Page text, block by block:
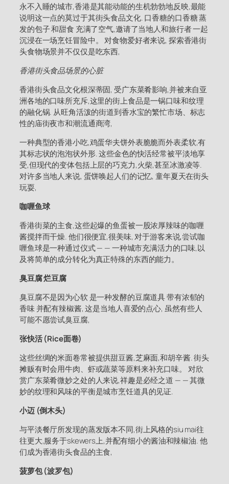
永不入睡的城市,香港是其能动能的生机勃勃地反映,最能
说明这一点的莫过于其街头食品文化. 口香糖的口香糖 蒸
发的包子 和甜食 充满了空气,邀请了当地人和旅行者 一起
沉浸在一场烹饪冒险中。 对食物爱好者来说, 探索香港街
头食物场景并不仅仅是吃东西,
香港街头食品场景的心脏
香港街头食品文化根深蒂固, 受广东菜肴影响,并被来自亚
洲各地的口味所充斥,这里的街上食品是一锅口味和纹理
的融化锅. 从旺角活泼的街道到香水宝的繁忙市场、标志
性的庙街夜市和潮流通商湾,
一种典型的香港小吃,鸡蛋华夫饼外表脆脆而外表柔软,有
其标志状的泡泡状外形. 这些金色的快活经常被平淡地享
受,但现代的变体包括上层的巧克力,火柴,甚至冰激凌等.
对许多当地人来说, 蛋饼唤起人们的记忆, 童年夏天在街头
玩耍,
咖喱鱼球
香港街菜的主食,这些起爆的鱼蛋被一股浓厚辣味的咖喱
酱搅拌而干燥. 他们很便宜,很美味, 对于游客来说,尝试咖
喱鱼球是一种通过仪式 — — 一种城市充满活力的口味,以
及将简单的成分转化为真正特殊的东西的能力。
臭豆腐 烂豆腐
臭豆腐不是因为心软 是一种发酵的豆腐道具 带有浓郁的
香味 并配有辣椒酱, 这是当地人喜爱的点心, 虽然有些人
可能不愿尝试臭豆腐,
张快活 (Rice面卷)
这些丝绸的米面卷常被提供甜豆酱,芝麻面,和胡辛酱. 街头
摊贩有时会用牛肉、虾或蔬菜等原料来补充口味。 对欣
赏广东菜肴微妙之处的人来说,祥趣是必经之道 — — 其微
妙的纹理和风味的平衡是城市烹饪道具的见证.
小迈 (倒木头)
与平淡餐厅所发现的蒸发版本不同,街上风格的siu mai往
往更大,服务于skewers上,并配有细小的酱油和辣椒油. 他
们成为香港街头食品的主食,
菠萝包 (波罗包)